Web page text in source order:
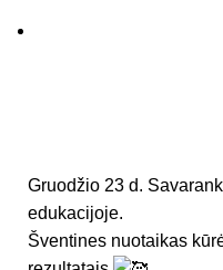
Gruodžio 23 d.
edukacijoje.
Šventines nuotaikas